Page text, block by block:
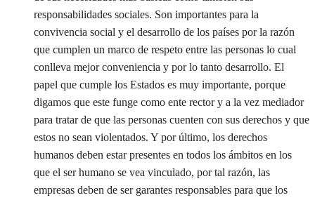
responsabilidades sociales. Son importantes para la
convivencia social y el desarrollo de los países por la razón
que cumplen un marco de respeto entre las personas lo cual
conlleva mejor conveniencia y por lo tanto desarrollo. El
papel que cumple los Estados es muy importante, porque
digamos que este funge como ente rector y a la vez mediador
para tratar de que las personas cuenten con sus derechos y que
estos no sean violentados. Y por último, los derechos
humanos deben estar presentes en todos los ámbitos en los
que el ser humano se vea vinculado, por tal razón, las
empresas deben de ser garantes responsables para que los